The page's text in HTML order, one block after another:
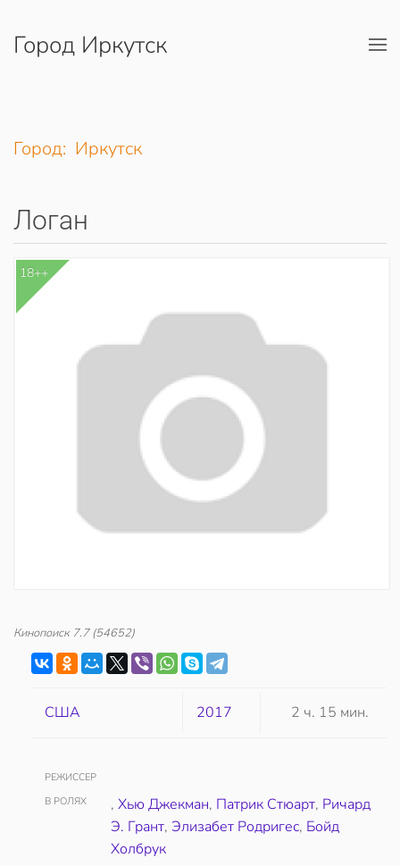
Перейти к содержимому
Город Иркутск
Город: Иркутск
Логан
18++
Кинопоиск 7.7(54652)
США 2017 2 ч. 15 мин.
РЕЖИССЕР
В РОЛЯХ
, Хью Джекман, Патрик Стюарт, Ричард
Э. Грант, Элизабет Родригес, Бойд
Холбрук